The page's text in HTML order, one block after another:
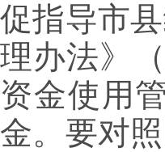
促指导市
理办法》
资金使用
金。要对